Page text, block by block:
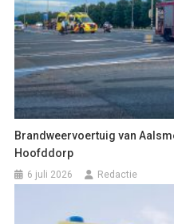
Brandweervoertuig van
Hoofddorp
6 juli 2026 Redactie